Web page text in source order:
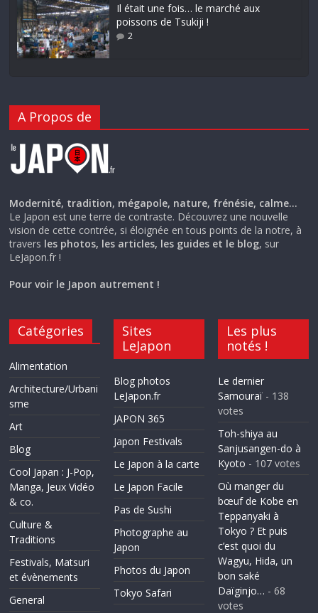
Il était une fois… le marché aux
poissons de Tsukiji !
2
A Propos de
Modernité, tradition, mégapole, nature, frénésie, calme…
Le Japon est une terre de contraste. Découvrez une nouvelle
vision de cette contrée, si éloignée en tous points de la notre, à
travers les photos, les articles, les guides et le blog, sur
LeJapon.fr !
Pour voir le Japon autrement !
Catégories
Alimentation
Architecture/Urbani
sme
Art
Blog
Cool Japan : J-Pop,
Manga, Jeux Vidéo
& co.
Culture &
Traditions
Festivals, Matsuri
et évènements
General
Sites
LeJapon
Blog photos
LeJapon.fr
JAPON 365
Japon Festivals
Le Japon à la carte
Le Japon Facile
Pas de Sushi
Photographe au
Japon
Photos du Japon
Tokyo Safari
Les plus
notés !
Le dernier
Samouraï- 138
votes
Toh-shiya au
Sanjusangen-do à
Kyoto - 107 votes
Où manger du
bœuf de Kobe en
Teppanyaki à
Tokyo ? Et puis
c’est quoi du
Wagyu, Hida, un
bon saké
Daïginjo… - 68
votes